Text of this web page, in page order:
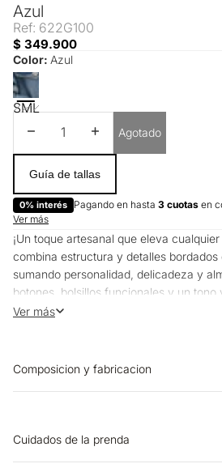
Azul
Ref: 622G100
$ 349.900
Color: Azul
SML
Disminuir cantidadAumentar cantidad
Agotado
Guía de tallas
0% interés Pagando en hasta 3 cuotas en
Ver más
¡Un toque artesanal que eleva
combina estructura y detalles bordados
sumando personalidad, delicadeza y
botones, bolsillos funcionales y un tono
ideal para esos días en los que buscas
Ver más
Composicion y fabricacion
Cuidados de la prenda